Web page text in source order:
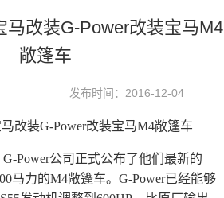
马改装G-Power改装宝马M4
敞篷车
发布时间：2016-12-04
改装G-Power改装宝马M4敞篷车
Power公司正式公布了他们最新的
马力的M4敞篷车。G-Power已经能够